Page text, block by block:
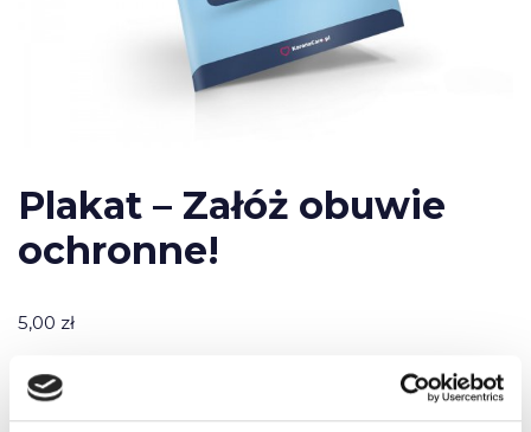
Plakat – Załóż obuwie
ochronne!
5,00 zł
Dodaj do koszyka